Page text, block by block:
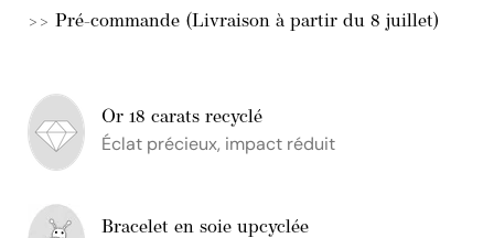
>> Pré-commande (Livraison à partir du 8 juillet)
Or 18 carats recyclé
Éclat précieux, impact réduit
Bracelet en soie upcyclée